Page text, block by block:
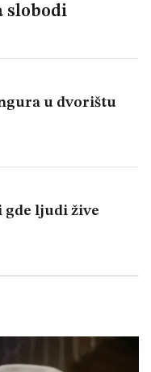
slobodi
u dvorištu
gde ljudi žive